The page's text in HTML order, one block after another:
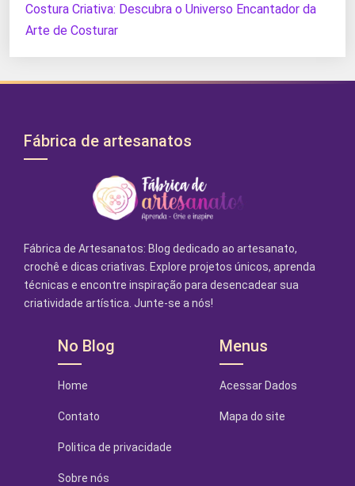
Costura Criativa: Descubra o Universo Encantador da
Arte de Costurar
Fábrica de artesanatos
Fábrica de Artesanatos: Blog dedicado ao artesanato,
crochê e dicas criativas. Explore projetos únicos, aprenda
técnicas e encontre inspiração para desencadear sua
criatividade artística. Junte-se a nós!
No Blog
Home
Contato
Politica de privacidade
Sobre nós
Menus
Acessar Dados
Mapa do site